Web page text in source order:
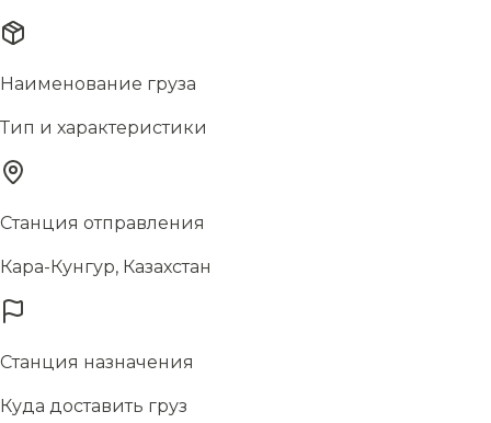
Наименование груза
Тип и характеристики
Станция отправления
Кара-Кунгур, Казахстан
Станция назначения
Куда доставить груз